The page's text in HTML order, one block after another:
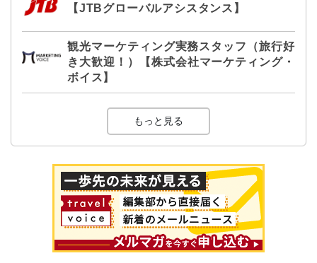
【JTBグローバルアシスタンス】
観光マーケティング実務スタッフ（旅行好
き大歓迎！）【株式会社マーケティング・
ボイス】
もっと見る